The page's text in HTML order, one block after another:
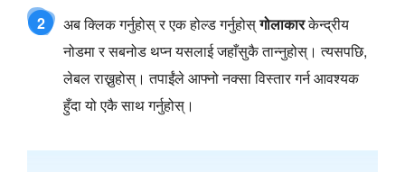
2 अब क्लिक गर्नुहोस् र एक होल्ड गर्नुहोस्गोलाकारकेन्द्रीय
नोडमा र सबनोड थप्न यसलाई जहाँसुकै तान्नुहोस्। त्यसपछि,
लेबल राख्नुहोस्। तपाईंले आफ्नो नक्सा विस्तार गर्न आवश्यक
हुँदा यो एकै साथ गर्नुहोस्।